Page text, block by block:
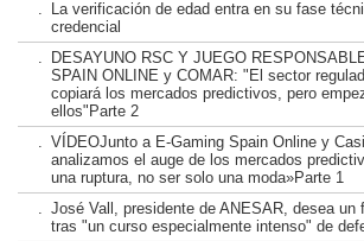
La verificación de edad entra en su fase
credencial
DESAYUNO RSC Y JUEGO
SPAIN ONLINE y COMAR: "El sector
copiará los mercados predictivos, pero
ellos"Parte 2
VÍDEOJunto a E-Gaming Spain Online y
analizamos el auge de los mercados
una ruptura, no ser solo una moda»Parte 1
José Vall, presidente de ANESAR, desea un
tras "un curso especialmente intenso" de